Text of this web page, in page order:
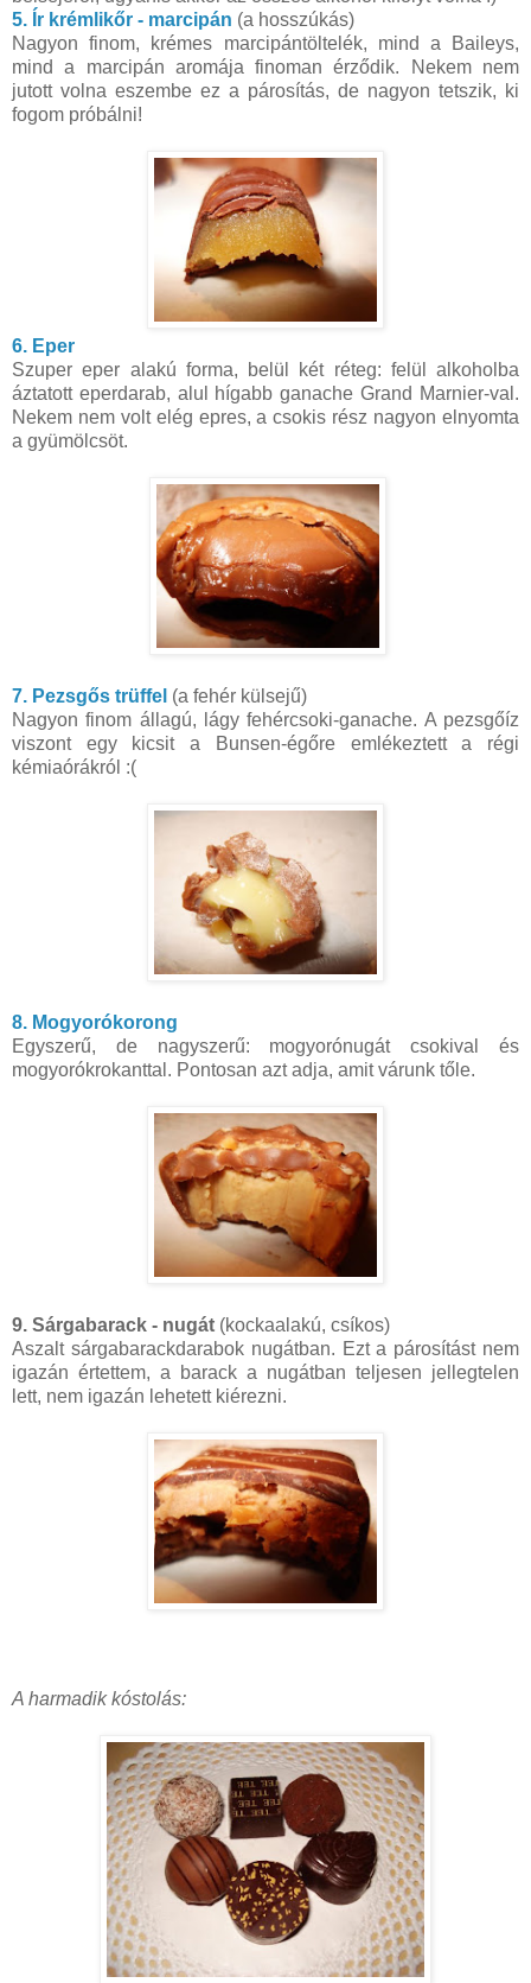
5. Ír krémlikőr - marcipán (a hosszúkás)
Nagyon finom, krémes marcipántöltelék, mind a Baileys,
mind a marcipán aromája finoman érződik. Nekem nem
jutott volna eszembe ez a párosítás, de nagyon tetszik, ki
fogom próbálni!
6. Eper
Szuper eper alakú forma, belül két réteg: felül alkoholba
áztatott eperdarab, alul hígabb ganache Grand Marnier-val.
Nekem nem volt elég epres, a csokis rész nagyon elnyomta
a gyümölcsöt.
7. Pezsgős trüffel (a fehér külsejű)
Nagyon finom állagú, lágy fehércsoki-ganache. A pezsgőíz
viszont egy kicsit a Bunsen-égőre emlékeztett a régi
kémiaórákról :(
8. Mogyorókorong
Egyszerű, de nagyszerű: mogyorónugát csokival és
mogyorókrokanttal. Pontosan azt adja, amit várunk tőle.
9. Sárgabarack - nugát (kockaalakú, csíkos)
Aszalt sárgabarackdarabok nugátban. Ezt a párosítást nem
igazán értettem, a barack a nugátban teljesen jellegtelen
lett, nem igazán lehetett kiérezni.
A harmadik kóstolás: